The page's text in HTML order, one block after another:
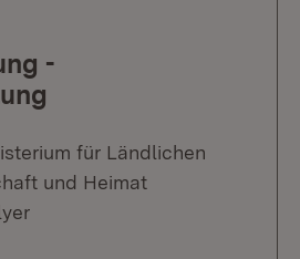
-
für Ländlichen
und Heimat